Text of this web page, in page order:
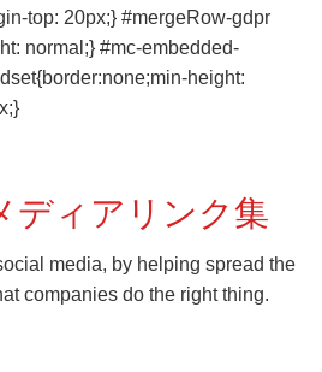
top: 20px;} #mergeRow-gdpr
normal;} #mc-embedded-
height:
ディアリンク集
media, by helping spread the
companies do the right thing.